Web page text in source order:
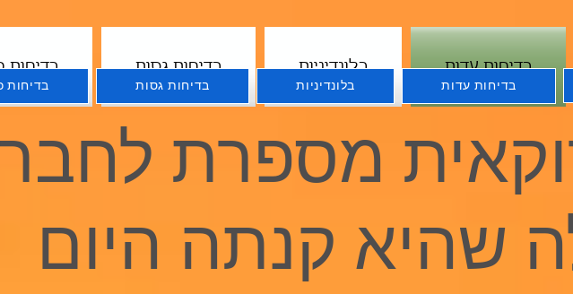
בדיחות בדיחות גסות בלונדיניות בדיחות עדות
מספרת
שהיא קנתה היום
בדיחות בדיחות גסות בלונדיניות בדיחות עדות